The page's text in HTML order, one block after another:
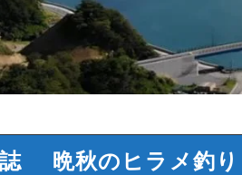
誌 晩秋のヒラメ釣